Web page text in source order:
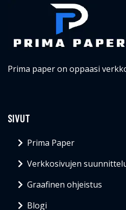
Prima paper on oppaasi
SIVUT
Prima Paper
Verkkosivujen
Graafinen ohjeistus
Blogi